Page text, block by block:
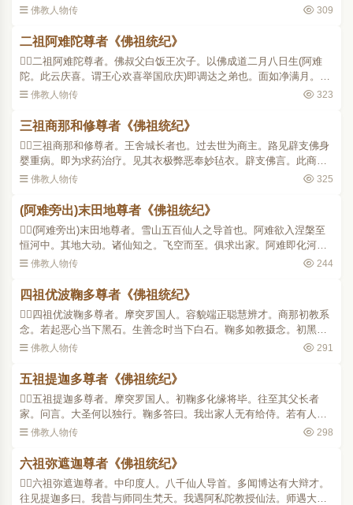
等。于此同姓中最长故。标大字以简之)名毕钵罗(此菩提树名。父母祷
佛教人物传 309
二祖阿难陀尊者《佛祖统纪》
二祖阿难陀尊者。佛叔父白饭王次子。以佛成道二月八日生(阿难
陀。此云庆喜。谓王心欢喜举国欣庆)即调达之弟也。面如净满月。眼
若青莲华。年八岁从佛出家。得白四羯磨具足戒。多闻第一。年三十
佛教人物传 323
三祖商那和修尊者《佛祖统纪》
三祖商那和修尊者。王舍城长者也。过去世为商主。路见辟支佛身
婴重病。即为求药治疗。见其衣极弊恶奉妙毡衣。辟支佛言。此商那
衣(或翻草衣。西域有九枝秀草。若罗汉生。则此草生于净地之上也)以
佛教人物传 325
(阿难旁出)末田地尊者《佛祖统纪》
(阿难旁出)末田地尊者。雪山五百仙人之导首也。阿难欲入涅槃至
恒河中。其地大动。诸仙知之。飞空而至。俱求出家。阿难即化河水
悉成金地。五百仙人俱得出家成阿罗汉(末田地。此翻为中。以诸仙在
佛教人物传 244
四祖优波鞠多尊者《佛祖统纪》
四祖优波鞠多尊者。摩突罗国人。容貌端正聪慧辨才。商那初教系
念。若起恶心当下黑石。生善念时当下白石。鞠多如教摄念。初黑偏
多。次白黑等。至七日满唯有白石。商那即为宣说四圣真谛。应时逮
佛教人物传 291
五祖提迦多尊者《佛祖统纪》
五祖提迦多尊者。摩突罗国人。初鞠多化缘将毕。往至其父长者
家。问言。大圣何以独行。鞠多答曰。我出家人无有给侍。若有人者
当见垂惠。长者答言。若后生子必相奉给。后生男名提迦多。善学经
佛教人物传 298
六祖弥遮迦尊者《佛祖统纪》
六祖弥遮迦尊者。中印度人。八千仙人导首。多闻博达有大辩才。
往见提迦多曰。我昔与师同生梵天。我遇阿私陀教授仙法。师遇大善